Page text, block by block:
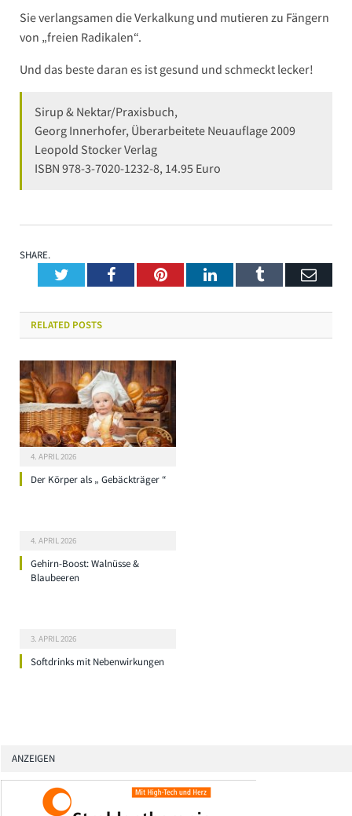
Sie verlangsamen die Verkalkung und mutieren zu Fängern
von „freien Radikalen“.
Und das beste daran es ist gesund und schmeckt lecker!
Sirup & Nektar/Praxisbuch,
Georg Innerhofer, Überarbeitete Neuauflage 2009
Leopold Stocker Verlag
ISBN 978-3-7020-1232-8, 14.95 Euro
SHARE.
TwitterFacebookPinterestLinkedInTumblr
RELATED POSTS
4. APRIL 2026
Der Körper als „ Gebäckträger “
4. APRIL 2026
Gehirn-Boost: Walnüsse &
Blaubeeren
3. APRIL 2026
Softdrinks mit Nebenwirkungen
ANZEIGEN